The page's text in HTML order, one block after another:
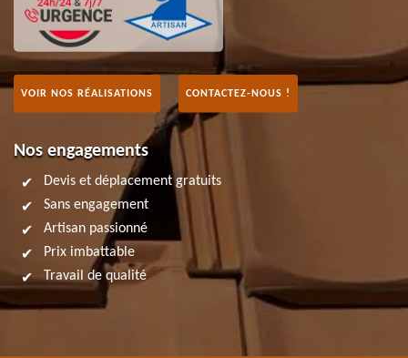
VOIR NOS RÉALISATIONS CONTACTEZ-NOUS !
Nos engagements
Devis et déplacement gratuits
Sans engagement
Artisan passionné
Prix imbattable
Travail de qualité